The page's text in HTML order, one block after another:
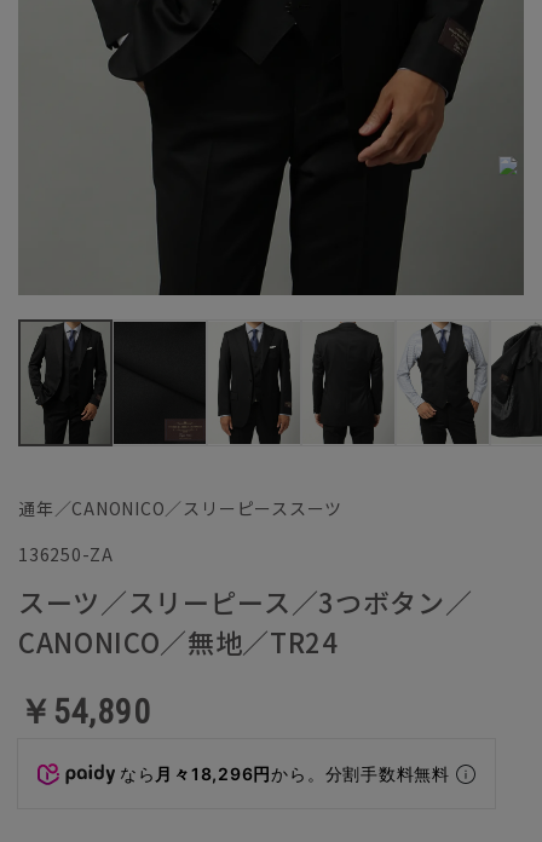
通年／CANONICO／スリーピーススーツ
136250-ZA
スーツ／スリーピース／3つボタン／
CANONICO／無地／TR24
￥54,890
なら 月々18,296円から。分割手数料無料